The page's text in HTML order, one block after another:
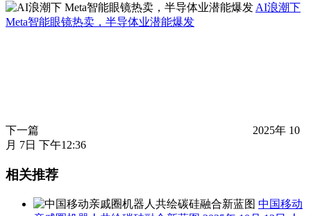
AI浪潮下
Meta智能眼镜热卖，半导体业潜能爆发
下一篇
2025年 10
月 7日 下午12:36
相关推荐
中国移动